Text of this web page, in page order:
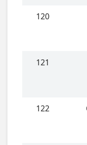
120
121
122